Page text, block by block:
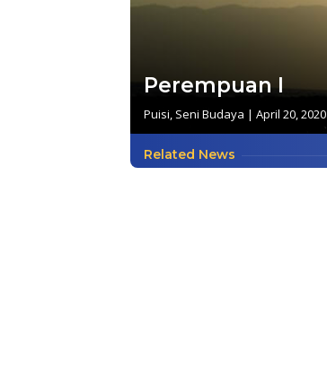
Perempuan I
Puisi, Seni Budaya | April 20, 2020
Related News